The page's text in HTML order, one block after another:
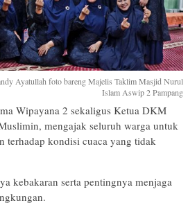
Ayatullah foto bareng Majelis Taklim Masjid Nurul
Islam Aswip 2 Pampang
Wipayana 2 sekaligus Ketua DKM
mengajak seluruh warga untuk
terhadap kondisi cuaca yang tidak
kebakaran serta pentingnya menjaga